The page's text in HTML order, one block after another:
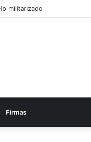
militarizado
Firmas